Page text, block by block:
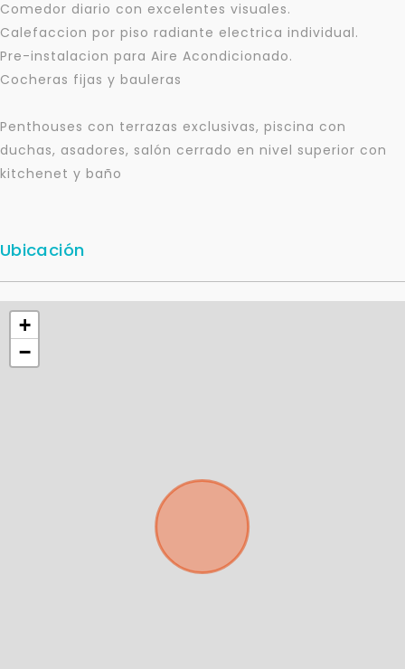
Comedor diario con excelentes visuales.
Calefaccion por piso radiante electrica individual.
Pre-instalacion para Aire Acondicionado.
Cocheras fijas y bauleras
Penthouses con terrazas exclusivas, piscina con
duchas, asadores, salón cerrado en nivel superior con
kitchenet y baño
Ubicación
+
−
Para responderte
mejor y más rápido
Tu nombre *
Continuar por WhatsApp